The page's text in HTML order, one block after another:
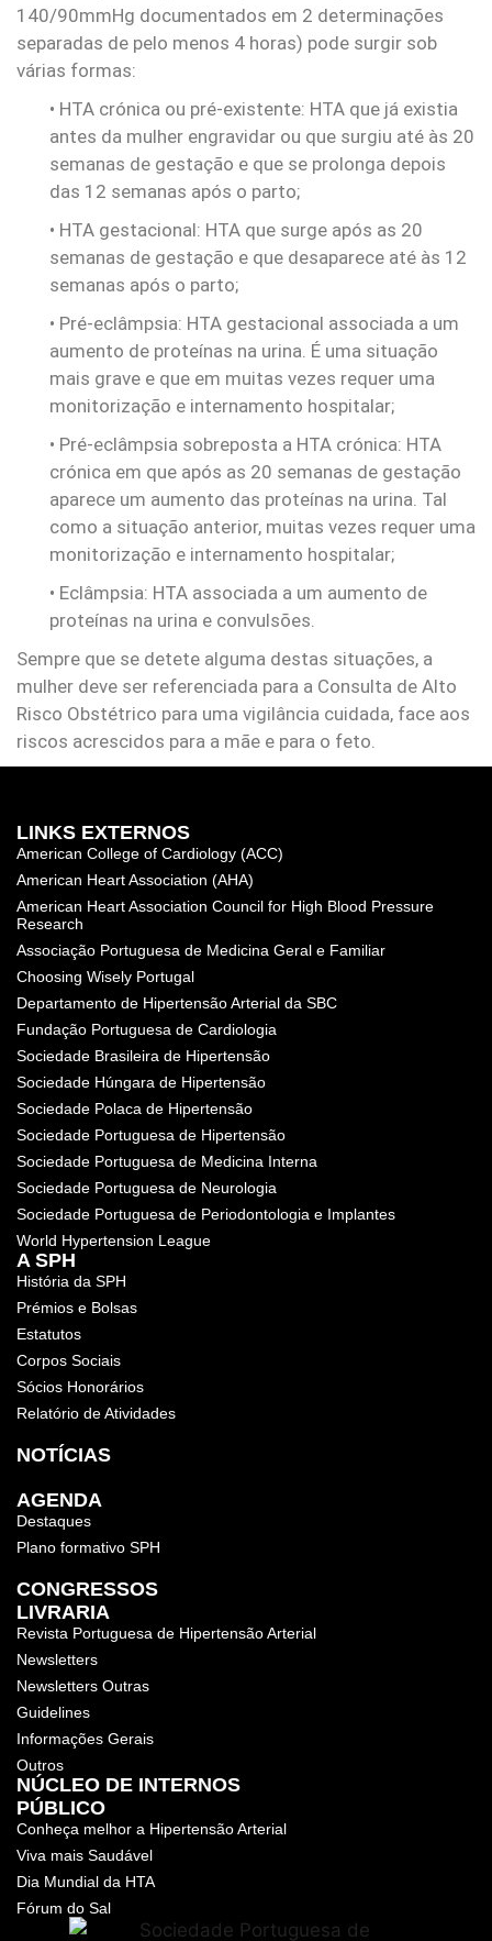
140/90mmHg documentados em 2 determinações
separadas de pelo menos 4 horas) pode surgir sob
várias formas:
• HTA crónica ou pré-existente: HTA que já existia
antes da mulher engravidar ou que surgiu até às 20
semanas de gestação e que se prolonga depois
das 12 semanas após o parto;
• HTA gestacional: HTA que surge após as 20
semanas de gestação e que desaparece até às 12
semanas após o parto;
• Pré-eclâmpsia: HTA gestacional associada a um
aumento de proteínas na urina. É uma situação
mais grave e que em muitas vezes requer uma
monitorização e internamento hospitalar;
• Pré-eclâmpsia sobreposta a HTA crónica: HTA
crónica em que após as 20 semanas de gestação
aparece um aumento das proteínas na urina. Tal
como a situação anterior, muitas vezes requer uma
monitorização e internamento hospitalar;
• Eclâmpsia: HTA associada a um aumento de
proteínas na urina e convulsões.
Sempre que se detete alguma destas situações, a
mulher deve ser referenciada para a Consulta de Alto
Risco Obstétrico para uma vigilância cuidada, face aos
riscos acrescidos para a mãe e para o feto.
A SPH
História da SPH
Prémios e Bolsas
Estatutos
Corpos Sociais
Sócios Honorários
Relatório de Atividades
NOTÍCIAS
AGENDA
Destaques
Plano formativo SPH
CONGRESSOS
LIVRARIA
Revista Portuguesa de Hipertensão Arterial
Newsletters
Newsletters Outras
Guidelines
Informações Gerais
Outros
NÚCLEO DE INTERNOS
PÚBLICO
Conheça melhor a Hipertensão Arterial
Viva mais Saudável
Dia Mundial da HTA
Fórum do Sal
LINKS EXTERNOS
American College of Cardiology (ACC)
American Heart Association (AHA)
American Heart Association Council for High Blood Pressure
Research
Associação Portuguesa de Medicina Geral e Familiar
Choosing Wisely Portugal
Departamento de Hipertensão Arterial da SBC
Fundação Portuguesa de Cardiologia
Sociedade Brasileira de Hipertensão
Sociedade Húngara de Hipertensão
Sociedade Polaca de Hipertensão
Sociedade Portuguesa de Hipertensão
Sociedade Portuguesa de Medicina Interna
Sociedade Portuguesa de Neurologia
Sociedade Portuguesa de Periodontologia e Implantes
World Hypertension League